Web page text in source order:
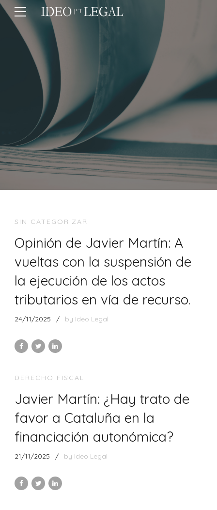
SIN CATEGORIZAR
Opinión de Javier Martín: A
vueltas con la suspensión de
la ejecución de los actos
tributarios en vía de recurso.
24/11/2025 by Ideo Legal
DERECHO FISCAL
Javier Martín: ¿Hay trato de
favor a Cataluña en la
financiación autonómica?
21/11/2025 by Ideo Legal